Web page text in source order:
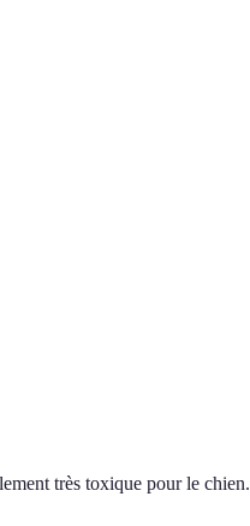
très toxique pour le chien.